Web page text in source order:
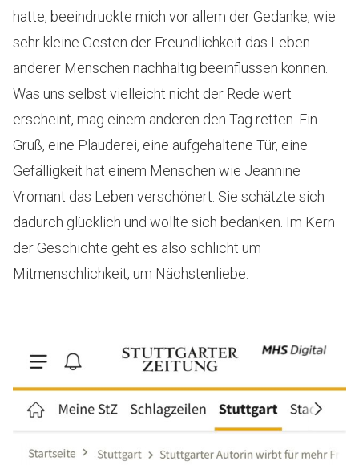
hatte, beeindruckte mich vor allem der Gedanke, wie
sehr kleine Gesten der Freundlichkeit das Leben
anderer Menschen nachhaltig beeinflussen können.
Was uns selbst vielleicht nicht der Rede wert
erscheint, mag einem anderen den Tag retten. Ein
Gruß, eine Plauderei, eine aufgehaltene Tür, eine
Gefälligkeit hat einem Menschen wie Jeannine
Vromant das Leben verschönert. Sie schätzte sich
dadurch glücklich und wollte sich bedanken. Im Kern
der Geschichte geht es also schlicht um
Mitmenschlichkeit, um Nächstenliebe.